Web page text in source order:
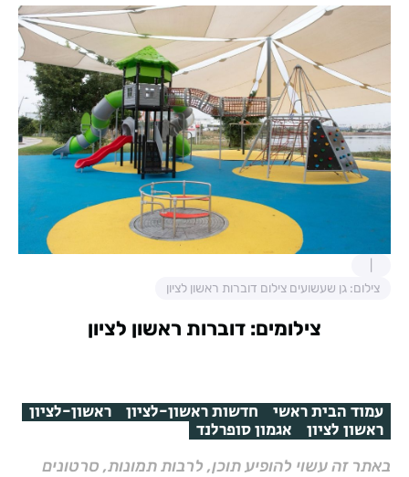
צילום: גן שעשועים צילום דוברות ראשון לציון
צילומים: דוברות ראשון לציון
עמוד הבית ראשי חדשות ראשון-לציון ראשון-לציון
ראשון לציון אגמון סופרלנד
באתר זה עשוי להופיע תוכן, לרבות תמונות, סרטונים